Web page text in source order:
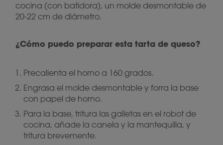
cocina (con batidora), un molde desmontable de
20-22 cm de diámetro.
¿Cómo puedo preparar esta tarta de queso?
Precalienta el horno a 160 grados.
Engrasa el molde desmontable y forra la base
con papel de horno.
Para la base, tritura las galletas en el robot de
cocina, añade la canela y la mantequilla, y
tritura brevemente.